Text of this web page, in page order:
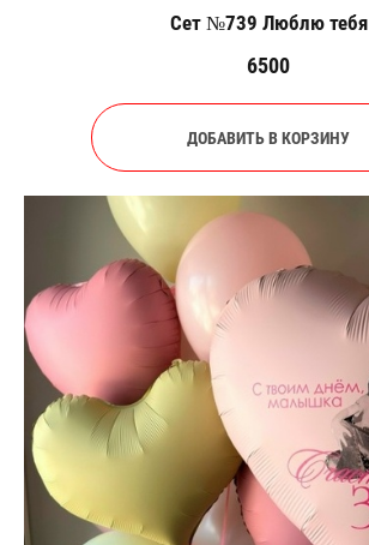
Сет №739 Люблю тебя
6500
ДОБАВИТЬ В КОРЗИНУ